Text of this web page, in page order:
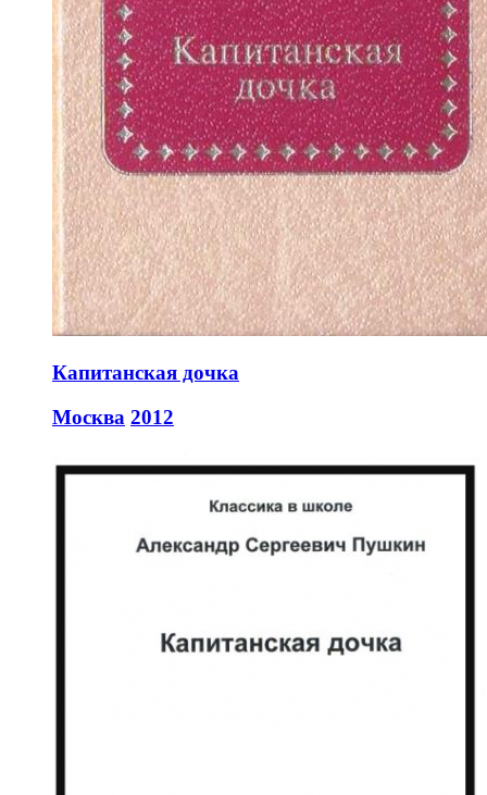
Капитанская дочка
Москва 2012